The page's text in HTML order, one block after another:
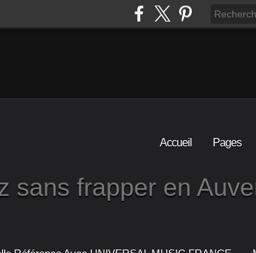
Accueil Pages
sans frapper en